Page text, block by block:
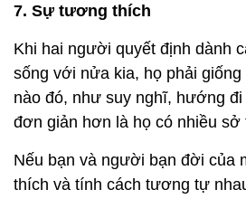
7. Sự tương thích
Khi hai người quyết định dành
sống với nửa kia, họ phải
nào đó, như suy nghĩ, hướng
đơn giản hơn là họ có nhiều sở
Nếu bạn và người bạn đời của
thích và tính cách tương tự